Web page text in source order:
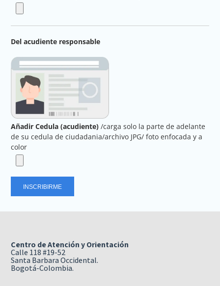
Del acudiente responsable
Añadir Cedula (acudiente)/carga solo la parte de adelante
de su cedula de ciudadania/archivo JPG/ foto enfocada y a
color
Centro de Atención y Orientación
Calle 118 #19-52
Santa Barbara Occidental.
Bogotá-Colombia.